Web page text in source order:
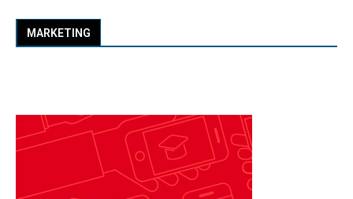
MARKETING